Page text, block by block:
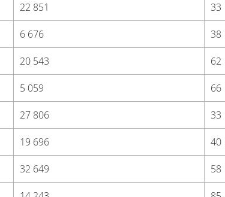
22 851 33
6 676 38
20 543 62
5 059 66
27 806 33
19 696 40
32 649 58